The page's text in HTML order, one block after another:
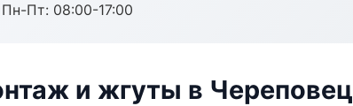
Пн-Пт: 08:00-17:00
и жгуты в Череповец